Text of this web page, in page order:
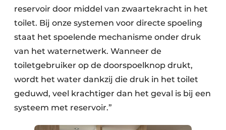
reservoir door middel van zwaartekracht in het
toilet. Bij onze systemen voor directe spoeling
staat het spoelende mechanisme onder druk
van het waternetwerk. Wanneer de
toiletgebruiker op de doorspoelknop drukt,
wordt het water dankzij die druk in het toilet
geduwd, veel krachtiger dan het geval is bij een
systeem met reservoir.”